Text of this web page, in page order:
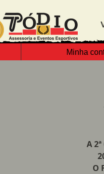
Minha
A
O